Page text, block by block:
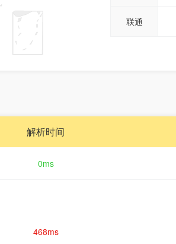
联通
解析时间
0ms
468ms